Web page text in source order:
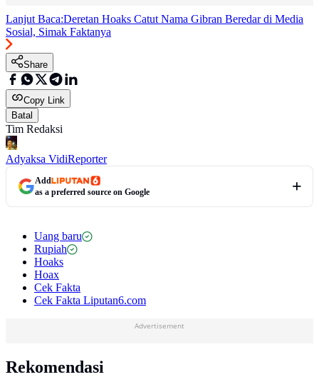
Lanjut Baca:Deretan Hoaks Catut Nama Gibran Beredar di Media
Sosial, Simak Faktanya
Share
Copy Link
Batal
Tim Redaksi
Adyaksa VidiReporter
Add
as a preferred source on Google
Uang baru
Rupiah
Hoaks
Hoax
Cek Fakta
Cek Fakta Liputan6.com
Advertisement
Rekomendasi